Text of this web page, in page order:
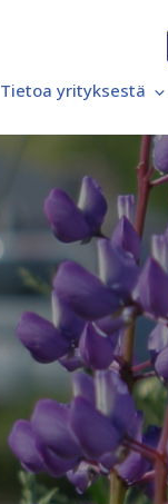
Tietoa yrityksestä